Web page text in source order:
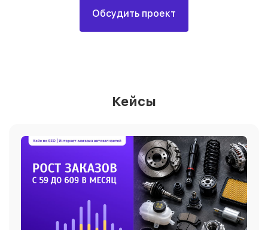
Обсудить проект
Кейсы